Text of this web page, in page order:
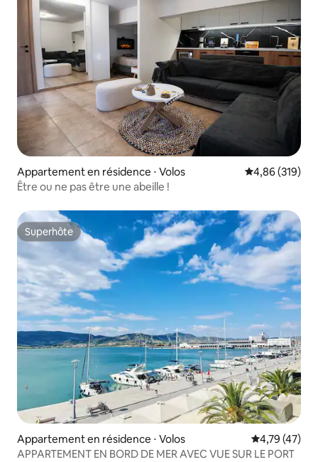
Appartement en résidence ⋅ Volos Évaluation
4,86 (319)
Être ou ne pas être une abeille !
Superhôte
Superhôte
Appartement en résidence ⋅ Volos Évaluation
4,79 (47)
APPARTEMENT EN BORD DE MER AVEC VUE SUR LE PORT